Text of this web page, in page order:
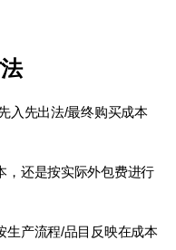
入先出法/最终购买成本
，还是按实际外包费进行
生产流程/品目反映在成本